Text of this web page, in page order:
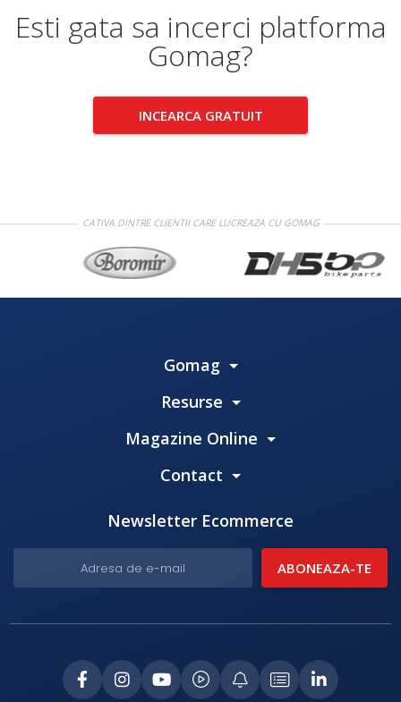
Esti gata sa incerci platforma
Gomag?
INCEARCA GRATUIT
CATIVA DINTRE CLIENTII CARE LUCREAZA CU GOMAG
Gomag
Resurse
Magazine Online
Contact
Newsletter Ecommerce